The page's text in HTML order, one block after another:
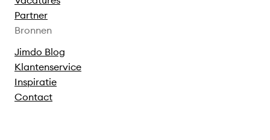
Partner
Bronnen
Jimdo Blog
Klantenservice
Inspiratie
Contact